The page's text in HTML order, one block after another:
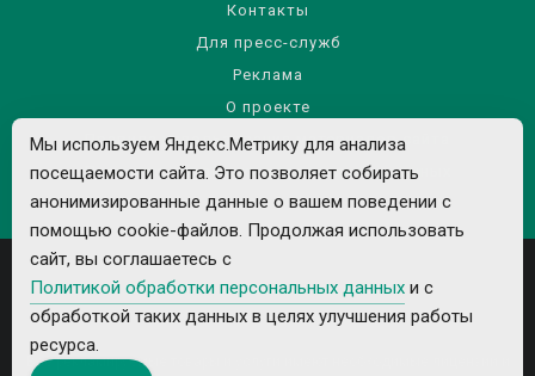
Контакты
Для пресс-служб
Реклама
О проекте
Правила использования материалов сайта
Политика обработки персональных данных
Все рекламируемые товары и услуги имеют необходимые лицензии и
Мы используем Яндекс.Метрику для анализа
посещаемости сайта. Это позволяет собирать
анонимизированные данные о вашем поведении с
помощью cookie-файлов. Продолжая использовать
сайт, вы соглашаетесь с
Политикой обработки персональных данных и с
обработкой таких данных в целях улучшения работы
ресурса.